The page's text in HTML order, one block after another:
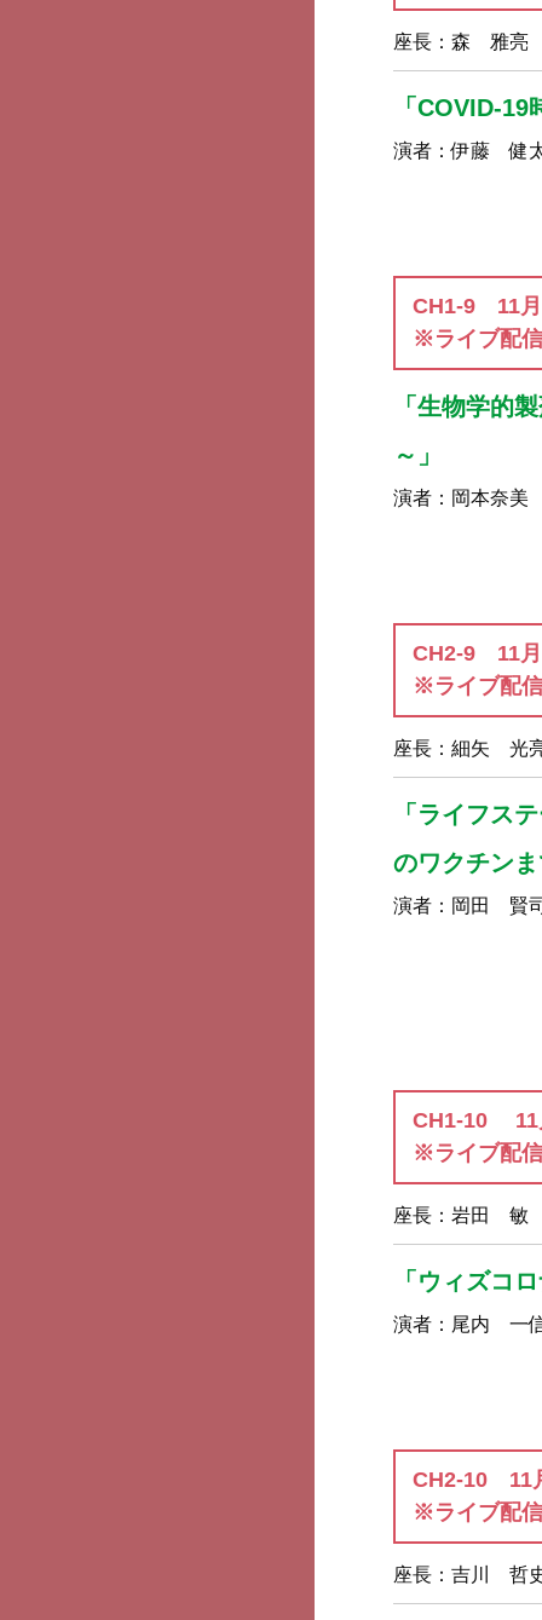
座長： 森 雅亮
「COVID-
演者：伊藤 健
CH1-9 11
※ライブ配
「生物学的
～」
演者： 岡本奈美
CH2-9 11
※ライブ配
座長： 細矢 光
「ライフス
のワクチン
演者： 岡田 賢
CH1-10 11
※ライブ配
座長： 岩田 敏
「ウィズコ
演者： 尾内 一
CH2-10 11
※ライブ配
座長： 吉川 哲